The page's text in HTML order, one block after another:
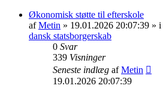
Økonomisk støtte til efterskole
afMetin » 19.01.2026 20:07:39 » i
dansk statsborgerskab
0 Svar
339 Visninger
Seneste indlæg afMetin
19.01.2026 20:07:39